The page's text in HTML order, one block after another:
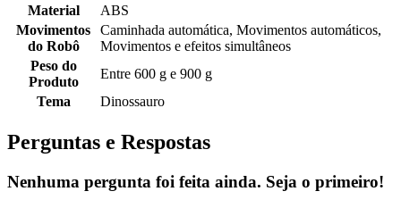
Material
ABS
Movimentos
do Robô
Caminhada automática, Movimentos automáticos,
Movimentos e efeitos simultâneos
Peso do
Produto
Entre 600 g e 900 g
Tema
Dinossauro
Perguntas e Respostas
Nenhuma pergunta foi feita ainda. Seja o primeiro!